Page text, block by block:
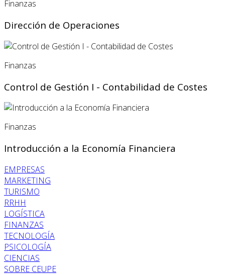
Finanzas
Dirección de Operaciones
Finanzas
Control de Gestión I - Contabilidad de Costes
Finanzas
Introducción a la Economía Financiera
EMPRESAS
MARKETING
TURISMO
RRHH
LOGÍSTICA
FINANZAS
TECNOLOGÍA
PSICOLOGÍA
CIENCIAS
SOBRE CEUPE